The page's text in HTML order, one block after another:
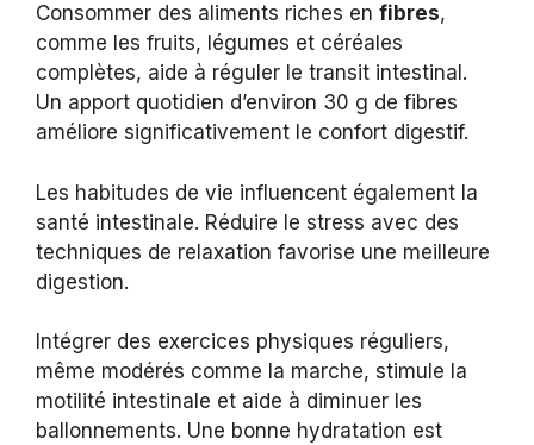
Consommer des aliments riches en fibres,
comme les fruits, légumes et céréales
complètes, aide à réguler le transit intestinal.
Un apport quotidien d’environ 30 g de fibres
améliore significativement le confort digestif.
Les habitudes de vie influencent également la
santé intestinale. Réduire le stress avec des
techniques de relaxation favorise une meilleure
digestion.
Intégrer des exercices physiques réguliers,
même modérés comme la marche, stimule la
motilité intestinale et aide à diminuer les
ballonnements. Une bonne hydratation est